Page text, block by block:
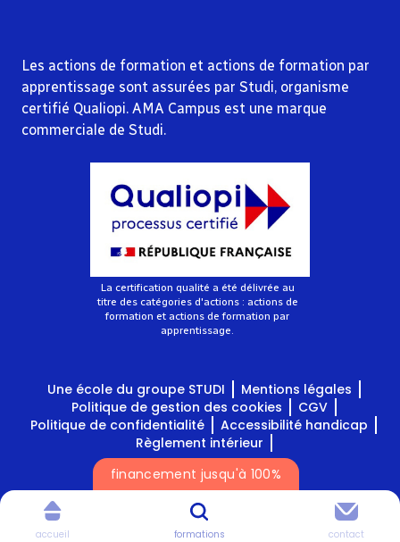
Les actions de formation et actions de formation par
apprentissage sont assurées par Studi, organisme
certifié Qualiopi. AMA Campus est une marque
commerciale de Studi.
La certification qualité a été délivrée au
titre des catégories d'actions : actions de
formation et actions de formation par
apprentissage.
Une école du groupe STUDI
Mentions légales
Politique de gestion des cookies
CGV
Politique de confidentialité
Accessibilité handicap
Règlement intérieur
financement jusqu'à 100%
accueil formations contact